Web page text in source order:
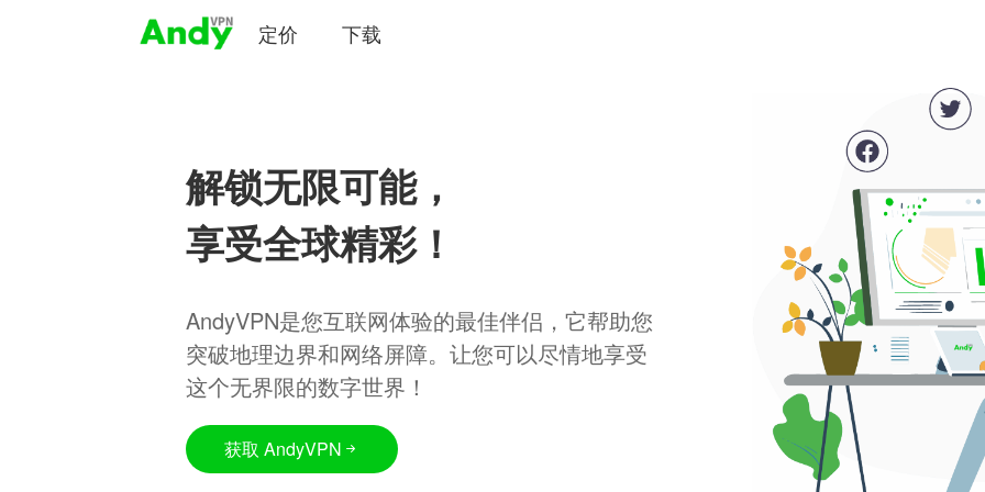
定价 下载
解锁无限可能，
享受全球精彩！
AndyVPN是您互联网体验的最佳伴侣，它帮助您
突破地理边界和网络屏障。让您可以尽情地享受
这个无界限的数字世界！
获取 AndyVPN